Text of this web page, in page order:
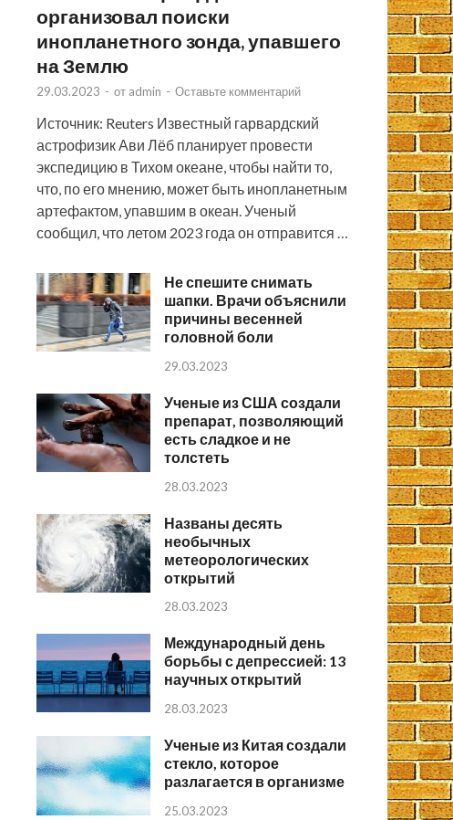
организовал поиски
инопланетного зонда, упавшего
на Землю
29.03.2023 - от admin - Оставьте комментарий
Источник: Reuters Известный гарвардский
астрофизик Ави Лёб планирует провести
экспедицию в Тихом океане, чтобы найти то,
что, по его мнению, может быть инопланетным
артефактом, упавшим в океан. Ученый
сообщил, что летом 2023 года он отправится …
Не спешите снимать
шапки. Врачи объяснили
причины весенней
головной боли
29.03.2023
Ученые из США создали
препарат, позволяющий
есть сладкое и не
толстеть
28.03.2023
Названы десять
необычных
метеорологических
открытий
28.03.2023
Международный день
борьбы с депрессией: 13
научных открытий
28.03.2023
Ученые из Китая создали
стекло, которое
разлагается в организме
25.03.2023